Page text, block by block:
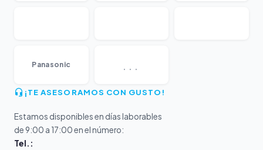
Panasonic ...
¡TE ASESORAMOS CON GUSTO!
Estamos disponibles en días laborables
de 9:00 a 17:00 en el número:
Tel.: